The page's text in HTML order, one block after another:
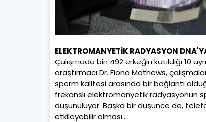
ELEKTROMANYETİK RADYASYON
Çalışmada bin 492 erkeğin katıldığı 10
araştırmacı Dr. Fiona Mathews,
sperm kalitesi arasında bir bağlantı
frekanslı elektromanyetik radyasyonun
düşünülüyor. Başka bir düşünce de,
etkileyebilir olması…